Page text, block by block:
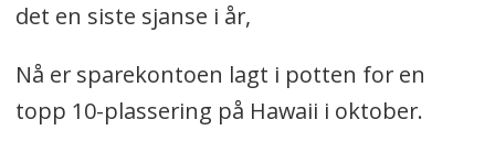
det en siste sjanse i år,
Nå er sparekontoen lagt i potten for en
topp 10-plassering på Hawaii i oktober.